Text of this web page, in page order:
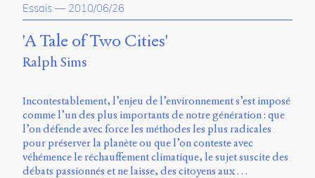
Essais — 2010/06/26
'A Tale of Two Cities'
Ralph Sims
Incontestablement, l’enjeu de l’environnement s’est imposé
comme l’un des plus importants de notre génération : que
l’on défende avec force les méthodes les plus radicales
pour préserver la planète ou que l’on conteste avec
véhémence le réchauffement climatique, le sujet suscite des
débats passionnés et ne laisse, des citoyens aux …